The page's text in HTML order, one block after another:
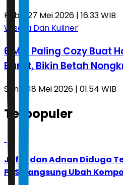
Rabu, 27 Mei 2026 | 16.33 WIB
Wisata Dan Kuliner
6 Mal Paling Cozy Buat
Barat, Bikin Betah
Senin, 18 Mei 2026 | 01.54 WIB
Terpopuler
Jafar dan Adnan Diduga
PBSI Langsung Ubah